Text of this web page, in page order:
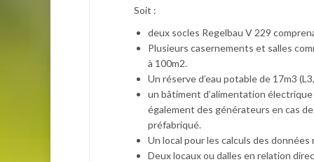
Soit :
deux socles Regelbau V 229
Plusieurs casernements et salles
à 100m2.
Un réserve d’eau potable de 17m3
un bâtiment d’alimentation
également des générateurs en cas
préfabriqué.
Un local pour les calculs des
Deux locaux ou dalles en relation